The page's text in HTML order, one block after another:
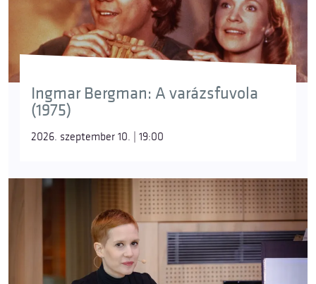
Ingmar Bergman: A varázsfuvola
(1975)
2026. szeptember 10. | 19:00